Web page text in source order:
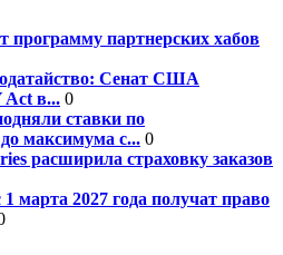
программу партнерских хабов
Сенат США
Act в... 0
ставки по
максимума с... 0
расширила страховку заказов
марта 2027 года получат право